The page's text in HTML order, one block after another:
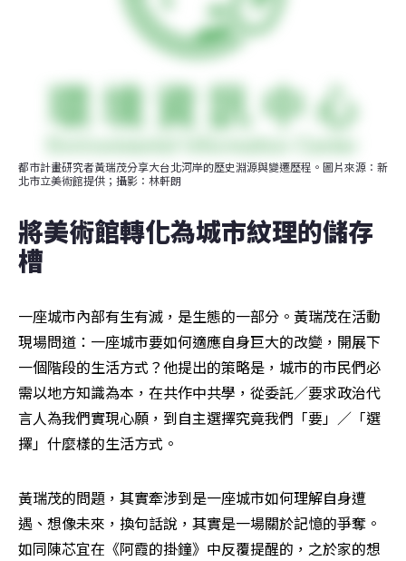
都市計畫研究者黃瑞茂分享大台北河岸的歷史淵源與變遷歷程。圖片來源：新
北市立美術館提供；攝影：林軒朗
將美術館轉化為城市紋理的儲存
槽
一座城市內部有生有滅，是生態的一部分。黃瑞茂在活動
現場問道：一座城市要如何適應自身巨大的改變，開展下
一個階段的生活方式？他提出的策略是，城市的市民們必
需以地方知識為本，在共作中共學，從委託／要求政治代
言人為我們實現心願，到自主選擇究竟我們「要」／「選
擇」什麼樣的生活方式。
黃瑞茂的問題，其實牽涉到是一座城市如何理解自身遭
遇、想像未來，換句話說，其實是一場關於記憶的爭奪。
如同陳芯宜在《阿霞的掛鐘》中反覆提醒的，之於家的想